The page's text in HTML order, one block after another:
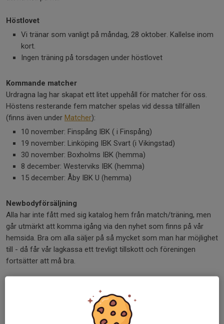
Höstlovet
Vi tränar som vanligt på måndag, 28 oktober. Kallelse inom
kort.
Ingen träning på torsdagen under höstlovet
Kommande matcher
Urdragna lag har skapat ett litet uppehåll för matcher för oss.
Höstens resterande fem matcher spelas vid dessa tillfällen
(finns även under Matcher):
10 november: Finspång IBK ( i Finspång)
19 november: Linköping IBK Svart (i Vikingstad)
30 november: Boxholms IBK (hemma)
8 december: Westerviks IBK (hemma)
15 december: Åby IBK U (hemma)
Newbodyförsäljning
Alla har inte fått med sig katalog hem från match/träning, men
går utmärkt att komma igång via den nyhet som finns på vår
hemsida. Bra om alla säljer på så mycket som man har möjlighet
till - då får vår lagkassa ett trevligt tillskott och föreningen
fortsätter att må bra.
Den lyckade Newbodyförsäljningen gjorde att vi kunde
subventionera resan till SM-finalerna på dåvarande Friends
Arena i våras. Den här säsongen kommer SM-finalerna att